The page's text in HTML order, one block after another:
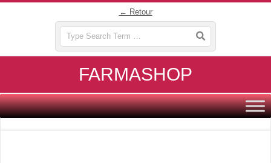
← Retour
FARMASHOP
Primary
Navigation